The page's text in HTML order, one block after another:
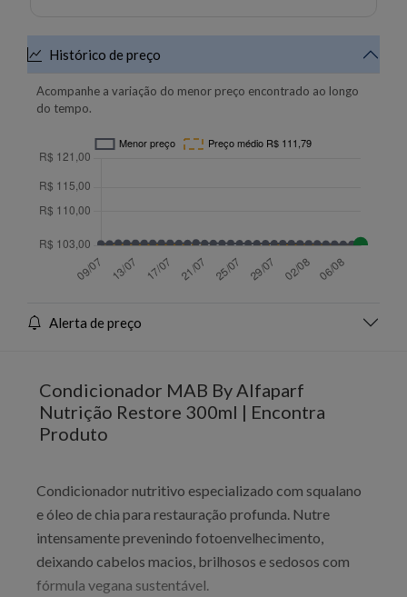
Histórico de preço
Acompanhe a variação do menor preço encontrado ao longo
do tempo.
Alerta de preço
Condicionador MAB By Alfaparf
Nutrição Restore 300ml | Encontra
Produto
Condicionador nutritivo especializado com squalano
e óleo de chia para restauração profunda. Nutre
intensamente prevenindo fotoenvelhecimento,
deixando cabelos macios, brilhosos e sedosos com
fórmula vegana sustentável.